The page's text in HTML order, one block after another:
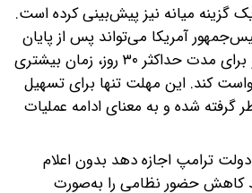
گزینه میانه نیز پیش‌بینی کرده است.
آمریکا می‌تواند پس از پایان
مهلت ۶۰ روزه، یک‌بار و برای مدت حداکثر ۳۰ روز، زمان بیشتری
کند. این مهلت تنها برای تسهیل
گرفته شده و به معنای ادامه عملیات
ترامپ اجازه دهد بدون اعلام
کاهش حضور نظامی را به‌صورت